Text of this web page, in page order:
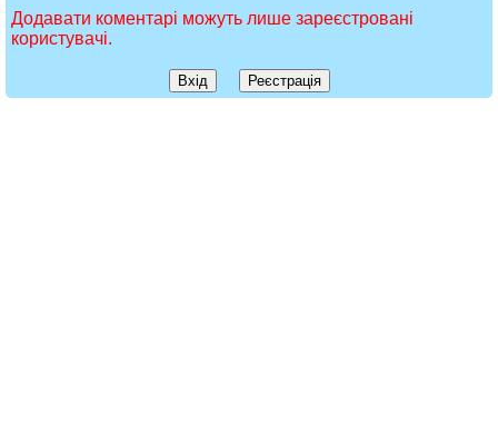
Додавати коментарі можуть лише зареєстровані
користувачі.
Вхід Реєстрація